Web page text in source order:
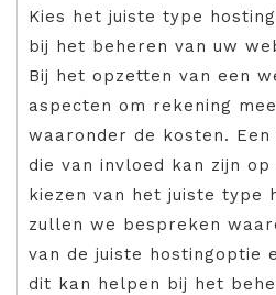
Kies het juiste type
bij het beheren van uw
Bij het opzetten van een
aspecten om rekening
waaronder de kosten.
die van invloed kan zijn
kiezen van het juiste type
zullen we bespreken
van de juiste hostingoptie
dit kan helpen bij het